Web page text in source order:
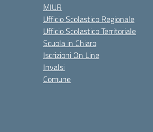
MIUR
Ufficio Scolastico Regionale
Ufficio Scolastico Territoriale
Scuola in Chiaro
Iscrizioni On Line
Invalsi
Comune